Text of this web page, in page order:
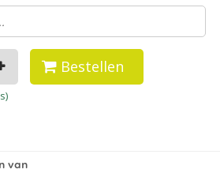
Bestellen
van